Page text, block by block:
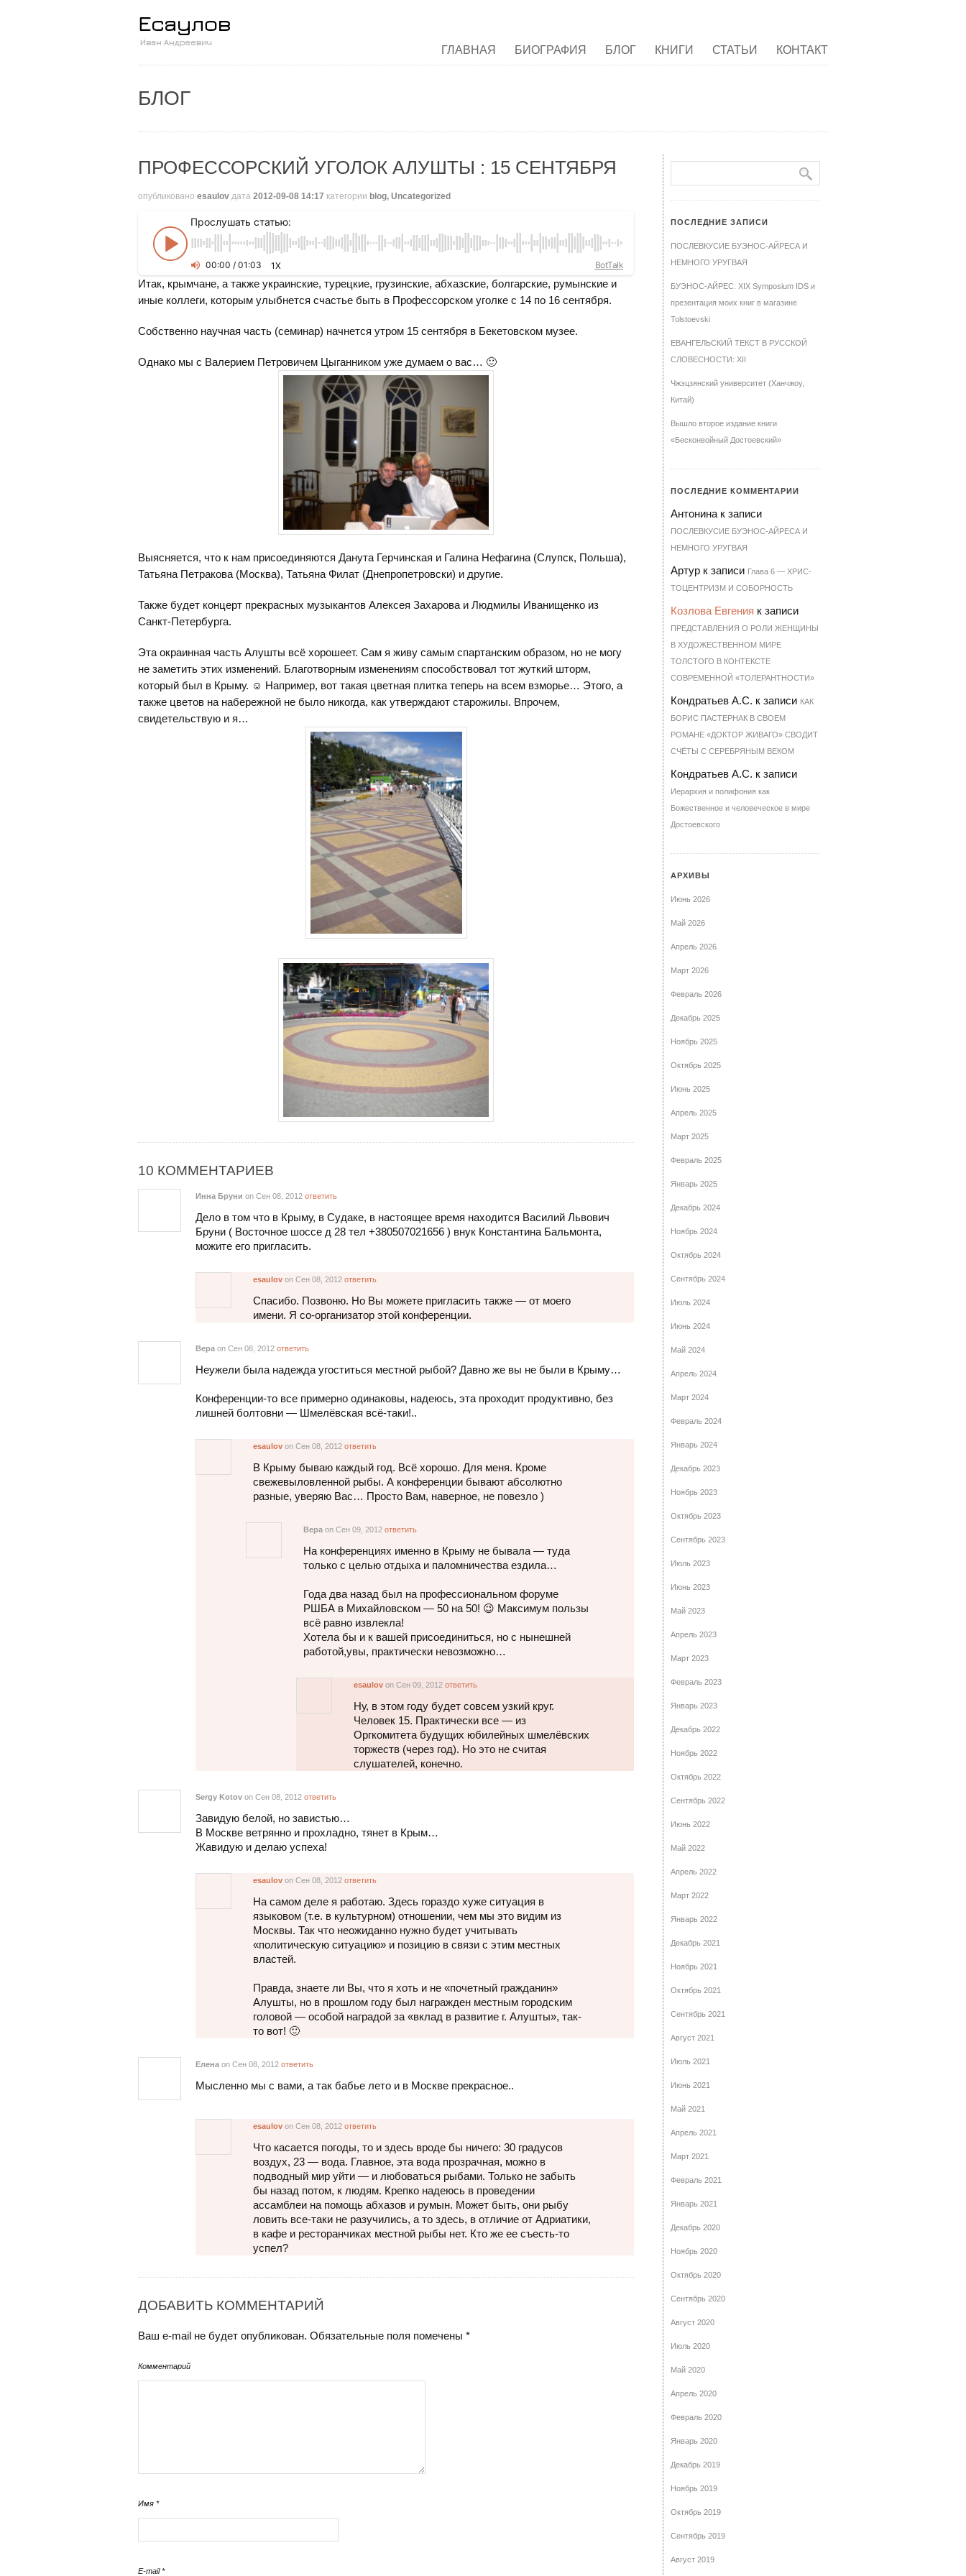
ГЛАВНАЯ БИОГРАФИЯ БЛОГ КНИГИ СТАТЬИ КОНТАКТ
БЛОГ
ПРОФЕССОРСКИЙ УГОЛОК АЛУШТЫ : 15 СЕНТЯБРЯ
опубликовано esaulov дата 2012-09-08 14:17 категории blog, Uncategorized
Прослушать статью:
00:00 / 01 :03 1X BotTalk
Итак, крымчане, а также украинские, турецкие, грузинские, абхазские, болгарские, румынские и
иные коллеги, которым улыбнется счастье быть в Профессорском уголке с 14 по 16 сентября.
Собственно научная часть (семинар) начнется утром 15 сентября в Бекетовском музее.
Однако мы с Валерием Петровичем Цыганником уже думаем о вас… 🙂
Выясняется, что к нам присоединяются Данута Герчинская и Галина Нефагина (Слупск, Польша),
Татьяна Петракова (Москва), Татьяна Филат (Днепропетровски) и другие.
Также будет концерт прекрасных музыкантов Алексея Захарова и Людмилы Иванищенко из
Санкт-Петербурга.
Эта окраинная часть Алушты всё хорошеет. Сам я живу самым спартанским образом, но не могу
не заметить этих изменений. Благотворным изменениям способствовал тот жуткий шторм,
который был в Крыму. ☺ Например, вот такая цветная плитка теперь на всем взморье… Этого, а
также цветов на набережной не было никогда, как утверждают старожилы. Впрочем,
свидетельствую и я…
10 КОММЕНТАРИЕВ
Инна Бруни on Сен 08, 2012 ответить
Дело в том что в Крыму, в Судаке, в настоящее время находится Василий Львович
Бруни ( Восточное шоссе д 28 тел +380507021656 ) внук Константина Бальмонта,
можите его пригласить.
esaulov on Сен 08, 2012 ответить
Спасибо. Позвоню. Но Вы можете пригласить также — от моего
имени. Я со-организатор этой конференции.
Вера on Сен 08, 2012 ответить
Неужели была надежда угоститься местной рыбой? Давно же вы не были в Крыму…
Конференции-то все примерно одинаковы, надеюсь, эта проходит продуктивно, без
лишней болтовни — Шмелёвская всё-таки!..
esaulov on Сен 08, 2012 ответить
В Крыму бываю каждый год. Всё хорошо. Для меня. Кроме
свежевыловленной рыбы. А конференции бывают абсолютно
разные, уверяю Вас… Просто Вам, наверное, не повезло )
Вера on Сен 09, 2012 ответить
На конференциях именно в Крыму не бывала — туда
только с целью отдыха и паломничества ездила…
Года два назад был на профессиональном форуме
РШБА в Михайловском — 50 на 50! 😉 Максимум пользы
всё равно извлекла!
Хотела бы и к вашей присоединиться, но с нынешней
работой,увы, практически невозможно…
esaulov on Сен 09, 2012 ответить
Ну, в этом году будет совсем узкий круг.
Человек 15. Практически все — из
Оргкомитета будущих юбилейных шмелёвских
торжеств (через год). Но это не считая
слушателей, конечно.
Sergy Kotov on Сен 08, 2012 ответить
Завидую белой, но завистью…
В Москве ветрянно и прохладно, тянет в Крым…
Жавидую и делаю успеха!
esaulov on Сен 08, 2012 ответить
На самом деле я работаю. Здесь гораздо хуже ситуация в
языковом (т.е. в культурном) отношении, чем мы это видим из
Москвы. Так что неожиданно нужно будет учитывать
«политическую ситуацию» и позицию в связи с этим местных
властей.
Правда, знаете ли Вы, что я хоть и не «почетный гражданин»
Алушты, но в прошлом году был награжден местным городским
головой — особой наградой за «вклад в развитие г. Алушты», так-
то вот! 🙂
Елена on Сен 08, 2012 ответить
Мысленно мы с вами, а так бабье лето и в Москве прекрасное..
esaulov on Сен 08, 2012 ответить
Что касается погоды, то и здесь вроде бы ничего: 30 градусов
воздух, 23 — вода. Главное, эта вода прозрачная, можно в
подводный мир уйти — и любоваться рыбами. Только не забыть
бы назад потом, к людям. Крепко надеюсь в проведении
ассамблеи на помощь абхазов и румын. Может быть, они рыбу
ловить все-таки не разучились, а то здесь, в отличие от Адриатики,
в кафе и ресторанчиках местной рыбы нет. Кто же ее съесть-то
успел?
ДОБАВИТЬ КОММЕНТАРИЙ
Ваш e-mail не будет опубликован. Обязательные поля помечены *
Комментарий
Имя *
E-mail*
ПОСЛЕДНИЕ ЗАПИСИ
ПОСЛЕВКУСИЕ БУЭНОС-АЙРЕСА И
НЕМНОГО УРУГВАЯ
БУЭНОС-АЙРЕС: XIX Symposium IDS и
презентация моих книг в магазине
Tolstoevski
ЕВАНГЕЛЬСКИЙ ТЕКСТ В РУССКОЙ
СЛОВЕСНОСТИ: XII
Чжэцзянский университет (Ханчжоу,
Китай)
Вышло второе издание книги
«Бесконвойный Достоевский»
ПОСЛЕДНИЕ КОММЕНТАРИИ
Антонина к записи
ПОСЛЕВКУСИЕ БУЭНОС-АЙРЕСА И
НЕМНОГО УРУГВАЯ
Артур к записи Гла­ва 6 — ХРИ­С­
ТО­ЦЕН­Т­РИЗМ И СО­БОР­НОСТЬ
Козлова Евгения к записи
ПРЕДСТАВЛЕНИЯ О РОЛИ ЖЕНЩИНЫ
В ХУДОЖЕСТВЕННОМ МИРЕ
ТОЛСТОГО В КОНТЕКСТЕ
СОВРЕМЕННОЙ «ТОЛЕРАНТНОСТИ»
Кондратьев А.С. к записи КАК
БОРИС ПАСТЕРНАК В СВОЕМ
РОМАНЕ «ДОКТОР ЖИВАГО» СВОДИТ
СЧЁТЫ С СЕРЕБРЯНЫМ ВЕКОМ
Кондратьев А.С. к записи
Иерархия и полифония как
Божественное и человеческое в мире
Достоевского
АРХИВЫ
Июнь 2026
Май 2026
Апрель 2026
Март 2026
Февраль 2026
Декабрь 2025
Ноябрь 2025
Октябрь 2025
Июнь 2025
Апрель 2025
Март 2025
Февраль 2025
Январь 2025
Декабрь 2024
Ноябрь 2024
Октябрь 2024
Сентябрь 2024
Июль 2024
Июнь 2024
Май 2024
Апрель 2024
Март 2024
Февраль 2024
Январь 2024
Декабрь 2023
Ноябрь 2023
Октябрь 2023
Сентябрь 2023
Июль 2023
Июнь 2023
Май 2023
Апрель 2023
Март 2023
Февраль 2023
Январь 2023
Декабрь 2022
Ноябрь 2022
Октябрь 2022
Сентябрь 2022
Июнь 2022
Май 2022
Апрель 2022
Март 2022
Январь 2022
Декабрь 2021
Ноябрь 2021
Октябрь 2021
Сентябрь 2021
Август 2021
Июль 2021
Июнь 2021
Май 2021
Апрель 2021
Март 2021
Февраль 2021
Январь 2021
Декабрь 2020
Ноябрь 2020
Октябрь 2020
Сентябрь 2020
Август 2020
Июль 2020
Май 2020
Апрель 2020
Февраль 2020
Январь 2020
Декабрь 2019
Ноябрь 2019
Октябрь 2019
Сентябрь 2019
Август 2019